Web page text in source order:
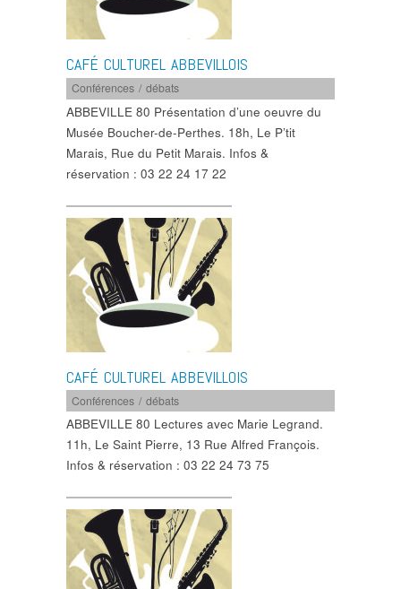
CAFÉ CULTUREL ABBEVILLOIS
Conférences / débats
ABBEVILLE 80 Présentation d’une oeuvre du
Musée Boucher-de-Perthes. 18h, Le P’tit
Marais, Rue du Petit Marais. Infos &
réservation : 03 22 24 17 22
CAFÉ CULTUREL ABBEVILLOIS
Conférences / débats
ABBEVILLE 80 Lectures avec Marie Legrand.
11h, Le Saint Pierre, 13 Rue Alfred François.
Infos & réservation : 03 22 24 73 75